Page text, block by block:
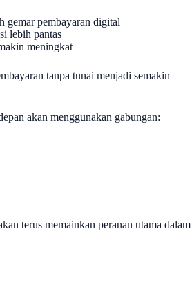
gemar pembayaran digital
lebih pantas
meningkat
tanpa tunai menjadi semakin
akan menggunakan gabungan:
terus memainkan peranan utama dalam